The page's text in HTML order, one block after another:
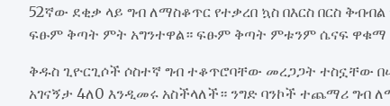
52ኛው ደቂቃ ላይ ግብ ለማስቆጥር የተቃረበ ኳስ በእርስ በርስ
ፍፁም ቅጣት ምት አግንተዋል። ፍፁም ቅጣት ምቱንም ሴናፍ ዋቁማ
ቅዱስ ጊዮርጊሶች ሶስተኛ ግብ ተቆጥሮባቸው መረጋጋት ተስኗቸው
አገናኝታ 4ለ0 እንዲመሩ አስችላለች። ንግድ ባንኮች ተጨማሪ